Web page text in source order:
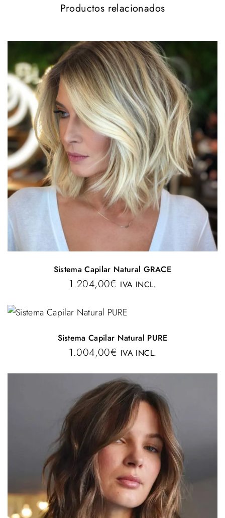
Productos relacionados
Sistema Capilar Natural GRACE
1.204,00€ IVA INCL.
Sistema Capilar Natural PURE
1.004,00€ IVA INCL.